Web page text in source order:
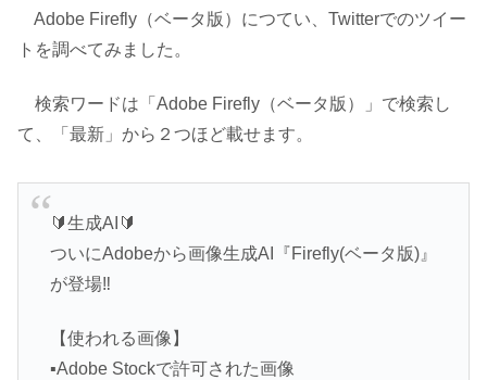
Adobe Firefly（ベータ版）につてい、Twitterでのツイー
トを調べてみました。
検索ワードは「Adobe Firefly（ベータ版）」で検索し
て、「最新」から２つほど載せます。
🔰生成AI🔰
ついにAdobeから画像生成AI『Firefly(ベータ版)』
が登場‼️
【使われる画像】
▪️Adobe Stockで許可された画像